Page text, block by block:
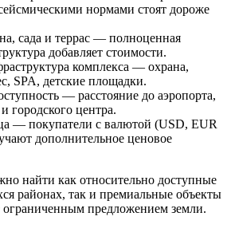
нормами стоят дороже
сада и террас — полноценная
добавляет стоимости.
комплекса — охрана,
SPA, детские площадки.
— расстояние до аэропорта,
городского центра.
— покупатели с валютой (USD, EUR
дополнительное ценовое
найти как относительно доступные
районах, так и премиальные объекты
ограниченным предложением земли.